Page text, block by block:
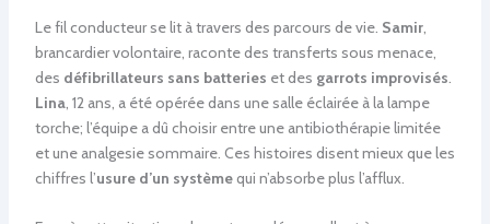
Le fil conducteur se lit à travers des parcours de vie. Samir,
brancardier volontaire, raconte des transferts sous menace,
des défibrillateurs sans batteries et des garrots improvisés
Lina, 12 ans, a été opérée dans une salle éclairée à la lampe
torche; l’équipe a dû choisir entre une antibiothérapie limitée
et une analgesie sommaire. Ces histoires disent mieux que les
chiffres l’usure d’un systèmequi n’absorbe plus l’afflux.